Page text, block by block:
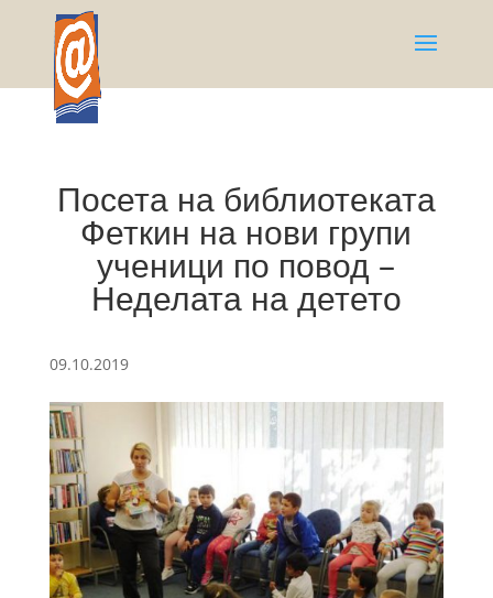
Посета на библиотеката
Феткин на нови групи
ученици по повод –
Неделата на детето
09.10.2019